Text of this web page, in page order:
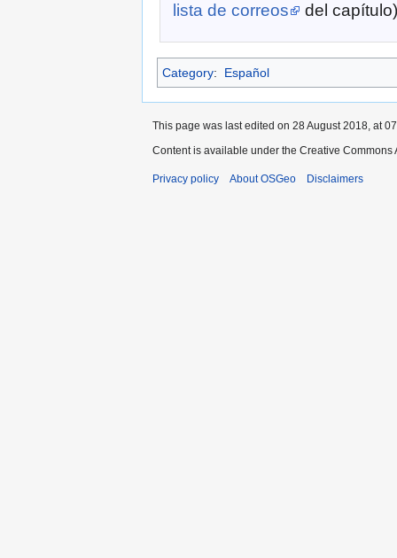
lista de correos
del
Category: Español
This page was last edited on 28 August 2018, at
Content is available under the Creative
Privacy policy About OSGeo Disclaimers